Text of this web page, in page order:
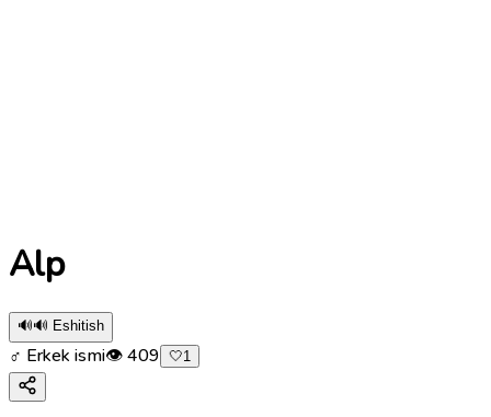
Alp
🔊🔊 Eshitish
♂ Erkek ismi👁409 🤍1